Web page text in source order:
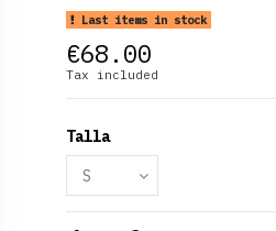
Last items in stock
€68.00
Tax included
Talla